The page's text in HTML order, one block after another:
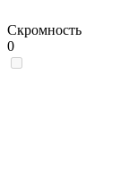
Скромность
0